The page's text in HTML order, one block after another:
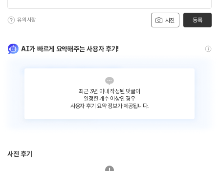
사진
유의사항 등록
AI가 빠르게 요약해주는 사용자 후기!
최근 3년 이내 작성된 댓글이
일정한 개수 이상인 경우
사용자 후기 요약 정보가 제공됩니다.
사진 후기